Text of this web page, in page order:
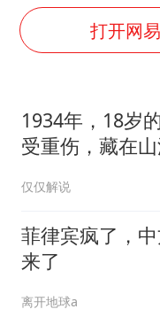
打开网
1934年，18岁
受重伤，藏在
仅仅解说
菲律宾疯了，
来了
离开地球a